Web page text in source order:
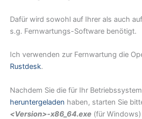
Dafür wird sowohl auf Ihrer als auch
s.g. Fernwartungs-Software benötigt.
Ich verwenden zur Fernwartung die
Rustdesk.
Nachdem Sie die für Ihr
heruntergeladen haben, starten Sie
<Version>-x86_64.exe (für